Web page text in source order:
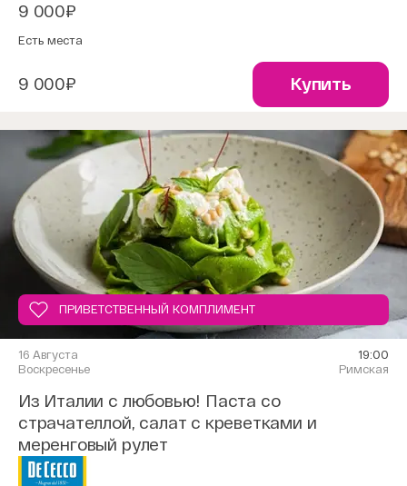
9 000₽
Есть места
9 000₽ Купить
ПРИВЕТСТВЕННЫЙ КОМПЛИМЕНТ
16 Августа
Воскресенье
19:00
Римская
Из Италии с любовью! Паста со
страчателлой, салат с креветками и
меренговый рулет